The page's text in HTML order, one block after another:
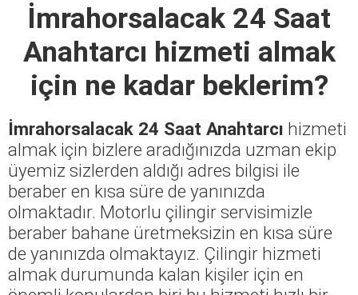
İmrahorsalacak 24 Saat
Anahtarcı hizmeti almak
için ne kadar beklerim?
İmrahorsalacak 24 Saat Anahtarcı hizmeti
almak için bizlere aradığınızda uzman ekip
üyemiz sizlerden aldığı adres bilgisi ile
beraber en kısa süre de yanınızda
olmaktadır. Motorlu çilingir servisimizle
beraber bahane üretmeksizin en kısa süre
de yanınızda olmaktayız. Çilingir hizmeti
almak durumunda kalan kişiler için en